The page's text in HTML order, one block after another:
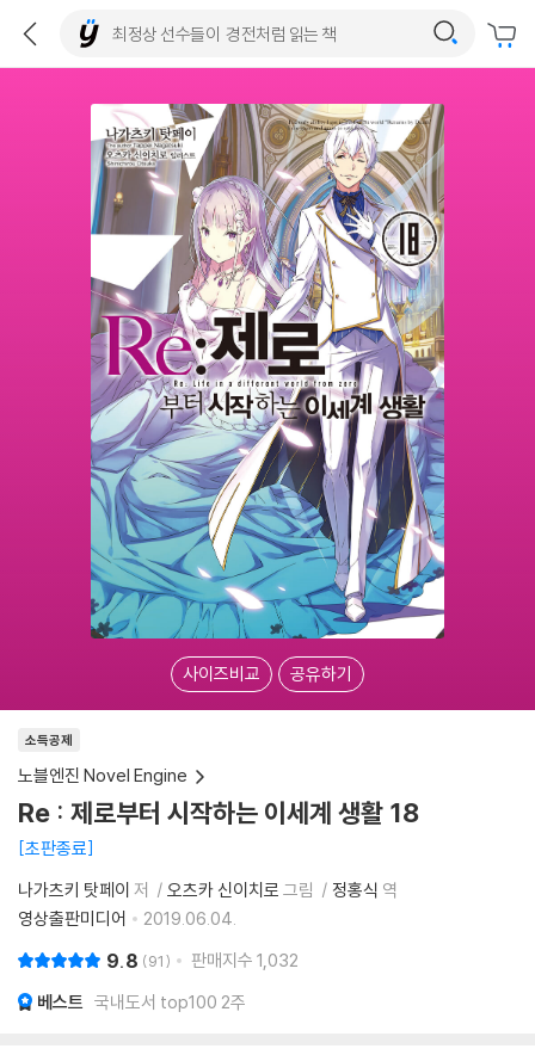
사이즈비교 공유하기
소득공제
노블엔진 Novel Engine
Re : 제로부터 시작하는 이세계 생활 18
초판종료
나가츠키 탓페이 저 오츠카 신이치로 그림 정홍식 역
영상출판미디어
2019.06.04.
9.8 91 판매지수 1,032
베스트 국내도서 top100 2주